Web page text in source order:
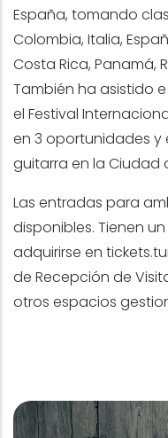
España, tomando
Colombia, Italia,
Costa Rica, Panamá,
También ha asistido
el Festival
en 3 oportunidades y
guitarra en la Ciudad
Las entradas para
disponibles. Tienen
adquirirse en
de Recepción de
otros espacios